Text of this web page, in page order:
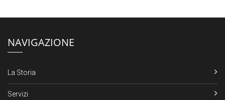
NAVIGAZIONE
La Storia
Servizi